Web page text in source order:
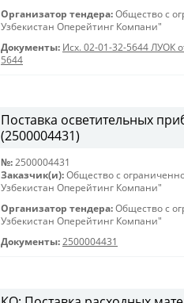
Организатор тендера: Общество с
Узбекистан Оперейтинг Компани"
Документы: Исх. 02-01-32-5644 ЛУОК
5644
Поставка осветительных
(2500004431)
№: 2500004431
Заказчик(и): Общество с
Узбекистан Оперейтинг Компани"
Организатор тендера: Общество с
Узбекистан Оперейтинг Компани"
Документы: 2500004431